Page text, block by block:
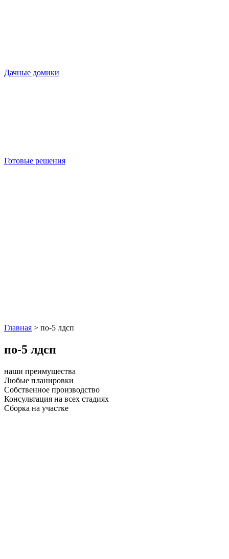
Дачные домики
Готовые решения
Главная > по-5 лдсп
по-5 лдсп
наши преимущества
Любые планировки
Собственное производство
Консультация на всех стадиях
Сборка на участке